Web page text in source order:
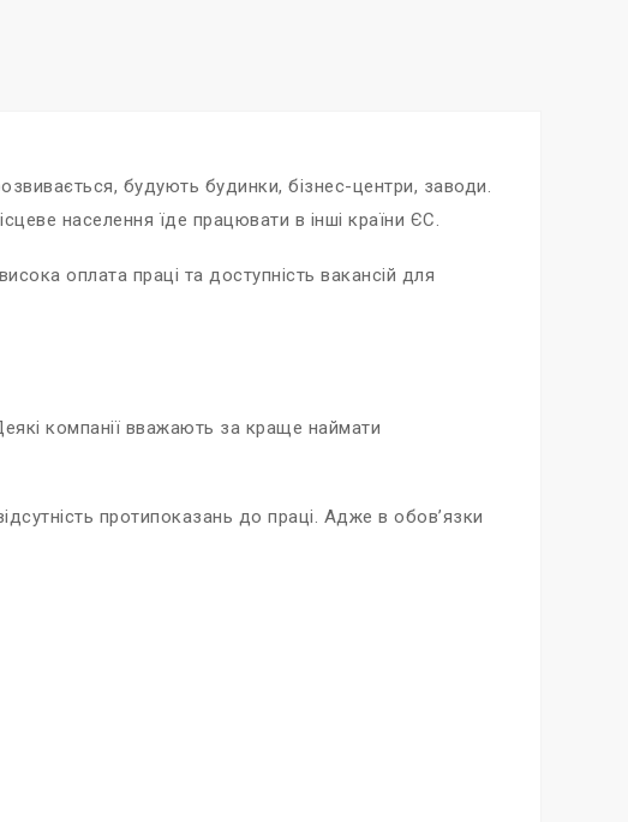
будують будинки, бізнес-центри, заводи.
населення їде працювати в інші країни ЄС.
оплата праці та доступність вакансій для
компанії вважають за краще наймати
протипоказань до праці. Адже в обов’язки